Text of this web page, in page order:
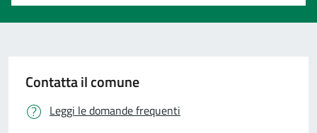
Contatta il comune
Leggi le domande frequenti